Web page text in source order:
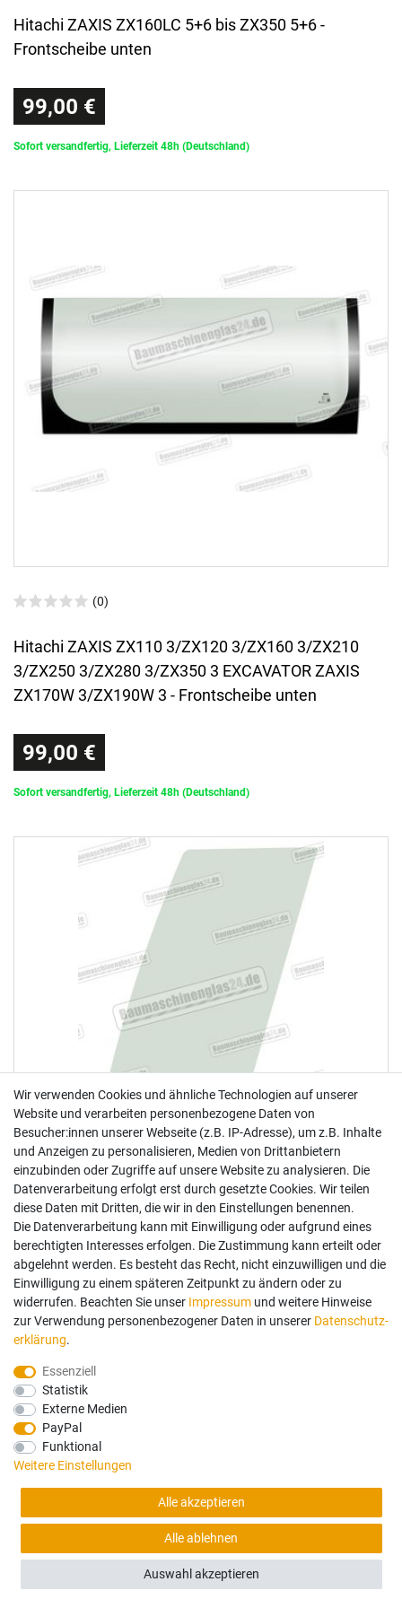
FILTER
Hitachi ZAXIS ZX160LC 5+6 bis ZX350 5+6 -
Frontscheibe unten
99,00 €
Sofort versandfertig, Lieferzeit 48h (Deutschland)
(0)
Hitachi ZAXIS ZX110 3/ZX120 3/ZX160 3/ZX210
3/ZX250 3/ZX280 3/ZX350 3 EXCAVATOR ZAXIS
ZX170W 3/ZX190W 3 - Frontscheibe unten
99,00 €
Sofort versandfertig, Lieferzeit 48h (Deutschland)
(0)
Hitachi ZAXIS ZX70LC-3 / ZX75US-3 / ZX80LC-3 /
ZX85US-3 / ZX135US-3 / ZX225USR-3 EXCAVATOR -
Türscheibe oben vorn fest
104,00 €
Sofort versandfertig, Lieferzeit 48h (Deutschland)
Wir verwenden Cookies und ähnliche Technologien auf unserer
Website und verarbeiten personenbezogene Daten von
Besucher:innen unserer Webseite (z.B. IP-Adresse), um z.B. Inhalte
und Anzeigen zu personalisieren, Medien von Drittanbietern
einzubinden oder Zugriffe auf unsere Website zu analysieren. Die
Datenverarbeitung erfolgt erst durch gesetzte Cookies. Wir teilen
diese Daten mit Dritten, die wir in den Einstellungen benennen.
Die Datenverarbeitung kann mit Einwilligung oder aufgrund eines
berechtigten Interesses erfolgen. Die Zustimmung kann erteilt oder
abgelehnt werden. Es besteht das Recht, nicht einzuwilligen und die
Einwilligung zu einem späteren Zeitpunkt zu ändern oder zu
widerrufen. Beachten Sie unser Impressum und weitere Hinweise
zur Verwendung personenbezogener Daten in unserer Daten­schutz­
erklärung.
Essenziell
Statistik
Externe Medien
PayPal
Funktional
Weitere Einstellungen
Alle akzeptieren
Alle ablehnen
Auswahl akzeptieren